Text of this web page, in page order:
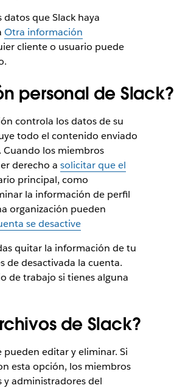
que Slack haya
Otra información
cliente o usuario puede
personal de Slack?
controla los datos de su
todo el contenido enviado
los miembros
derecho a solicitar que el
principal, como
la información de perfil
organización pueden
se desactive
quitar la información de tu
de desactivada la cuenta.
de trabajo si tienes alguna
de Slack?
pueden editar y eliminar. Si
esta opción, los miembros
y administradores del